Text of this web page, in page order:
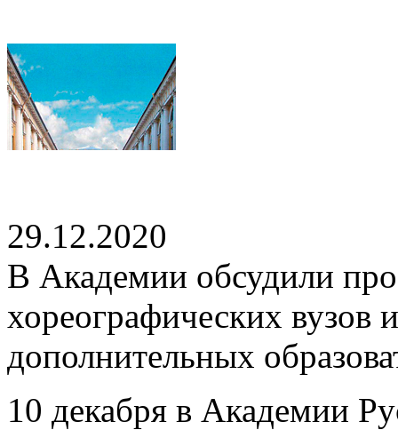
29.12.2020
В Академии обсудили
хореографических вузов
дополнительных
10 декабря в Академии